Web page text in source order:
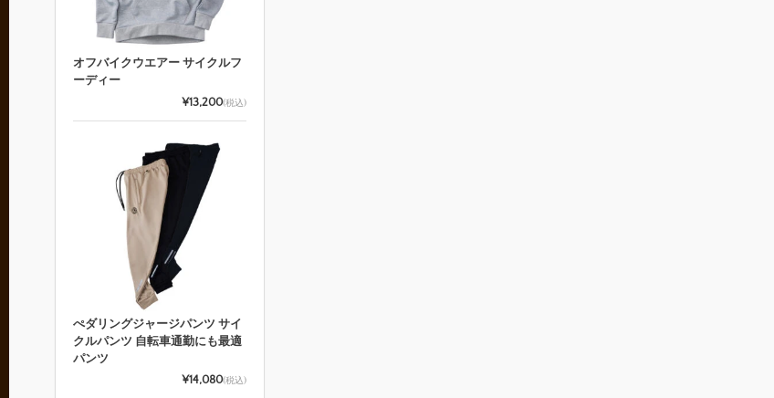
オフバイクウエアー サイクルフ
ーディー
¥13,200(税込)
ぺダリングジャージパンツ サイ
クルパンツ 自転車通勤にも最適
パンツ
¥14,080(税込)